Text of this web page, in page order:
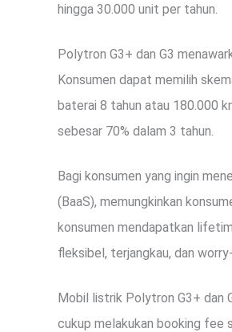
hingga 30.000 unit per tahun.
Polytron G3+ dan G3
Konsumen dapat memilih
baterai 8 tahun atau 180.000
sebesar 70% dalam 3 tahun.
Bagi konsumen yang ingin
(BaaS), memungkinkan
konsumen mendapatkan
fleksibel, terjangkau, dan
Mobil listrik Polytron G3+ dan
cukup melakukan booking fee